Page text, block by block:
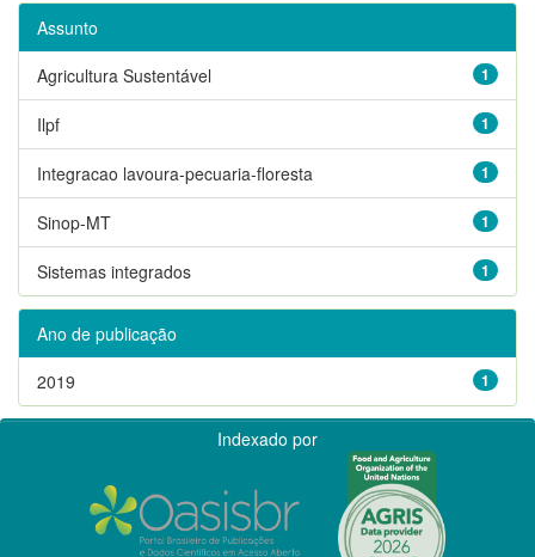
Assunto
1
Agricultura Sustentável
1
Ilpf
1
Integracao lavoura-pecuaria-floresta
1
Sinop-MT
1
Sistemas integrados
Ano de publicação
1
2019
Indexado por